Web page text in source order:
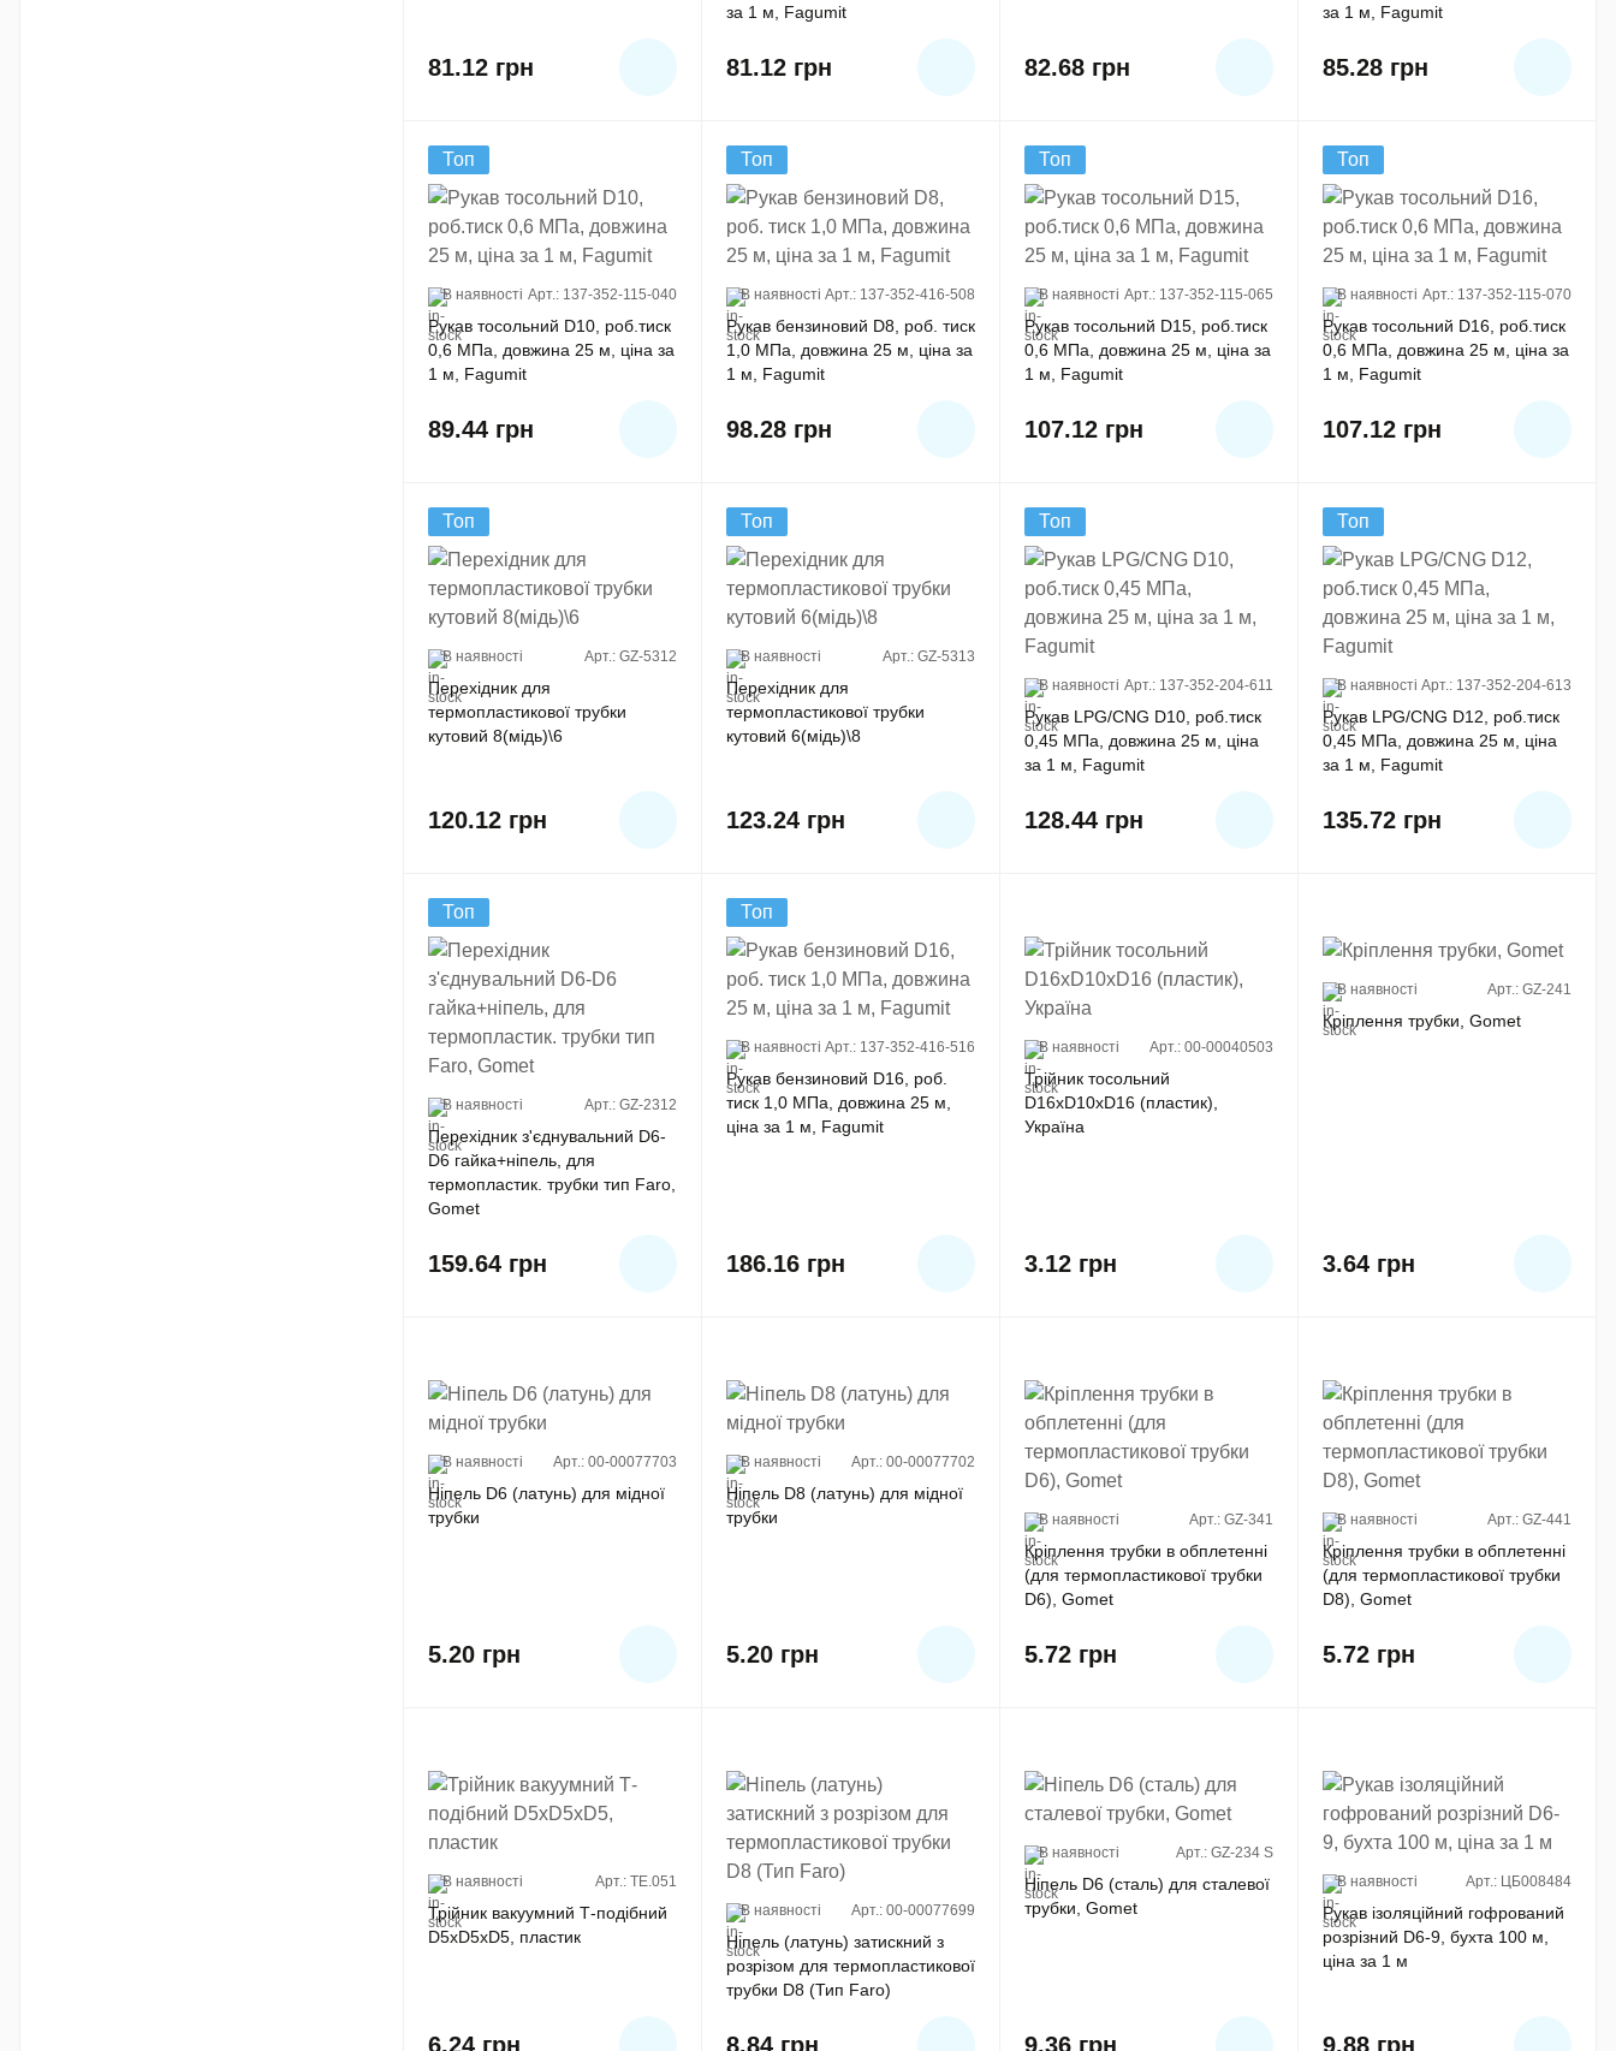
81.12 грн
за 1 м, Fagumit
81.12 грн 82.68 грн
за 1 м, Fagumit
85.28 грн
Топ
В наявності Арт.: 137-352-115-040
Рукав тосольний D10, роб.тиск
0,6 MПа, довжина 25 м, ціна за
1 м, Fagumit
89.44 грн
Топ
В наявності Арт.: 137-352-416-508
Рукав бензиновий D8, роб. тиск
1,0 МПа, довжина 25 м, ціна за
1 м, Fagumit
98.28 грн
Топ
В наявності Арт.: 137-352-115-065
Рукав тосольний D15, роб.тиск
0,6 MПа, довжина 25 м, ціна за
1 м, Fagumit
107.12 грн
Топ
В наявності Арт.: 137-352-115-070
Рукав тосольний D16, роб.тиск
0,6 MПа, довжина 25 м, ціна за
1 м, Fagumit
107.12 грн
Топ
В наявності Арт.: GZ-5312
Перехідник для
термопластикової трубки
кутовий 8(мідь)\6
120.12 грн
Топ
В наявності Арт.: GZ-5313
Перехідник для
термопластикової трубки
кутовий 6(мідь)\8
123.24 грн
Топ
В наявності Арт.: 137-352-204-611
Рукав LPG/CNG D10, роб.тиск
0,45 MПа, довжина 25 м, ціна
за 1 м, Fagumit
128.44 грн
Топ
В наявності Арт.: 137-352-204-613
Рукав LPG/CNG D12, роб.тиск
0,45 MПа, довжина 25 м, ціна
за 1 м, Fagumit
135.72 грн
Топ
В наявності Арт.: GZ-2312
Перехідник з'єднувальний D6-
D6 гайка+ніпель, для
термопластик. трубки тип Faro,
Gomet
159.64 грн
Топ
В наявності Арт.: 137-352-416-516
Рукав бензиновий D16, роб.
тиск 1,0 МПа, довжина 25 м,
ціна за 1 м, Fagumit
186.16 грн
В наявності Арт.: 00-00040503
Трійник тосольний
D16xD10xD16 (пластик),
Україна
3.12 грн
В наявності Арт.: GZ-241
Кріплення трубки, Gomet
3.64 грн
В наявності Арт.: 00-00077703
Ніпель D6 (латунь) для мідної
трубки
5.20 грн
В наявності Арт.: 00-00077702
Ніпель D8 (латунь) для мідної
трубки
5.20 грн
В наявності Арт.: GZ-341
Кріплення трубки в обплетенні
(для термопластикової трубки
D6), Gomet
5.72 грн
В наявності Арт.: GZ-441
Кріплення трубки в обплетенні
(для термопластикової трубки
D8), Gomet
5.72 грн
В наявності Арт.: TE.051
Трійник вакуумний Т-подібний
D5xD5xD5, пластик
6.24 грн
В наявності Арт.: 00-00077699
Ніпель (латунь) затискний з
розрізом для термопластикової
трубки D8 (Тип Faro)
8.84 грн
В наявності Арт.: GZ-234 S
Ніпель D6 (сталь) для сталевої
трубки, Gomet
9.36 грн
В наявності Арт.: ЦБ008484
Рукав ізоляційний гофрований
розрізний D6-9, бухта 100 м,
ціна за 1 м
9.88 грн